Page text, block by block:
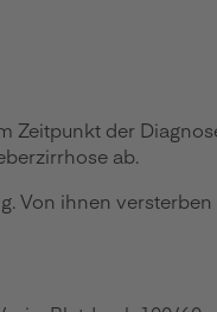
Zeitpunkt der
ab.
Von ihnen versterben